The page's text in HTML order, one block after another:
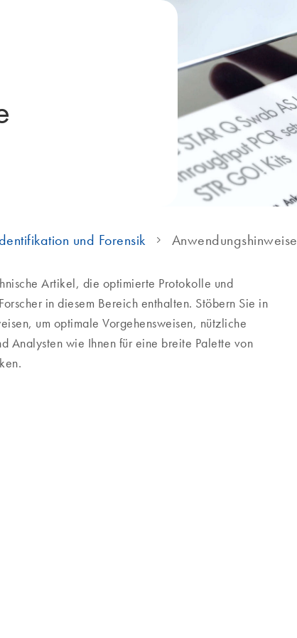
und Forensik Anwendungshinweise
Artikel, die optimierte Protokolle und
in diesem Bereich enthalten. Stöbern Sie in
um optimale Vorgehensweisen, nützliche
Analysten wie Ihnen für eine breite Palette von